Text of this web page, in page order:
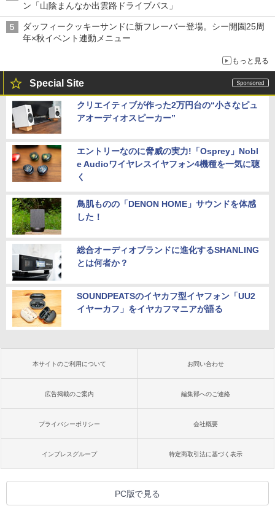
ン「山陰まんなか出雲路ドライブパス」
ダッフィークッキーサンドに新フレーバー登場。シー開園25周
年×秋イベント連動メニュー
もっと見る
Special Site
クリエイティブが作った2万円台の“小さなピュ
アオーディオスピーカー”
エントリーなのに脅威の実力!「Osprey」Nobl
e Audioワイヤレスイヤフォン4機種を一気に聴
く
鳥肌ものの「DENON HOME」サウンドを体感
した！
総合オーディオブランドに進化するSHANLING
とは何者か？
SOUNDPEATSのイヤカフ型イヤフォン「UU2
イヤーカフ」をイヤカフマニアが語る
本サイトのご利用について お問い合わせ
広告掲載のご案内 編集部へのご連絡
プライバシーポリシー 会社概要
インプレスグループ 特定商取引法に基づく表示
PC版で見る